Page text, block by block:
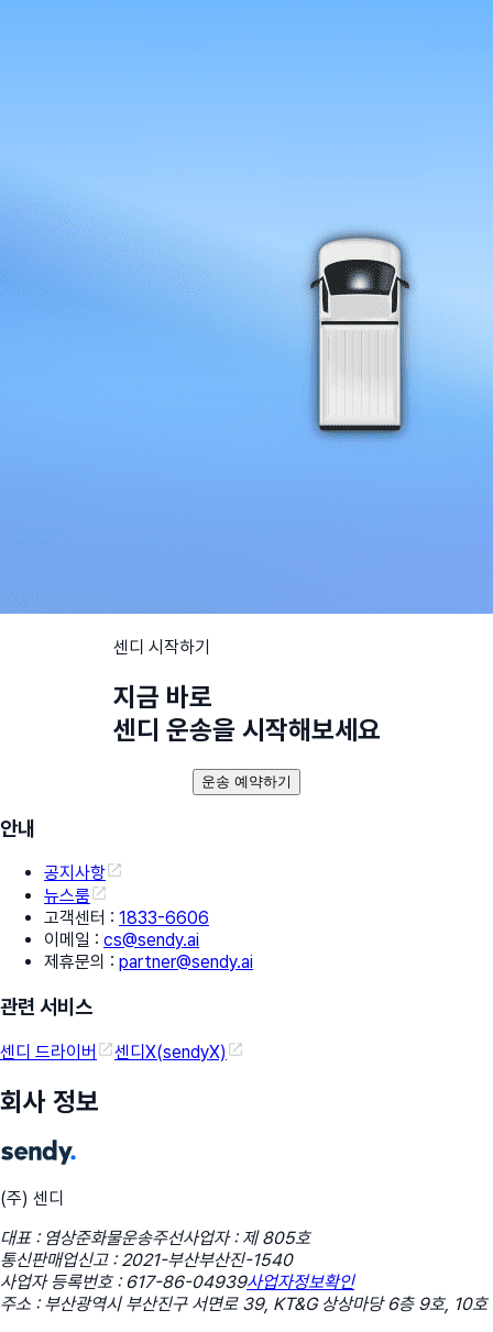
센디 시작하기
지금 바로
센디 운송을 시작해보세요
운송 예약하기
안내
공지사항
뉴스룸
고객센터 : 1833-6606
이메일 : cs@sendy.ai
제휴문의 : partner@sendy.ai
관련 서비스
센디 드라이버 센디X(sendyX)
회사 정보
(주) 센디
대표 : 염상준화물운송주선사업자 : 제 805호
통신판매업신고 : 2021-부산부산진-1540
사업자 등록번호 : 617-86-04939사업자정보확인
주소 : 부산광역시 부산진구 서면로 39, KT&G 상상마당 6층 9호, 10호